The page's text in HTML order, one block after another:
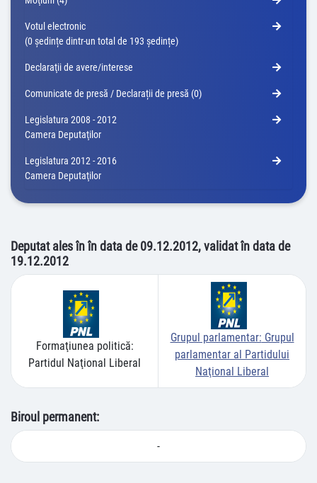
Votul electronic
(0 ședințe dintr-un total de 193 ședințe)
Declaraţii de avere/interese
Comunicate de presă / Declarații de presă (0)
Legislatura 2008 - 2012
Camera Deputaţilor
Legislatura 2012 - 2016
Camera Deputaţilor
Deputat ales în în data de 09.12.2012, validat în data de
19.12.2012
Formaţiunea politică:
Partidul Naţional Liberal
Grupul parlamentar: Grupul
parlamentar al Partidului
Naţional Liberal
Biroul permanent:
-